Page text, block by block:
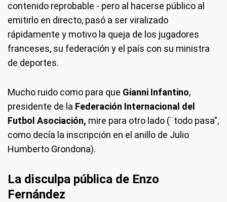
contenido reprobable - pero al hacerse público al
emitirlo en directo, pasó a ser viralizado
rápidamente y motivo la queja de los jugadores
franceses, su federación y el país con su ministra
de deportes.
Mucho ruido como para que Gianni Infantino,
presidente de la Federación Internacional del
Futbol Asociación, mire para otro lado (¨todo pasa",
como decía la inscripción en el anillo de Julio
Humberto Grondona).
La disculpa pública de Enzo
Fernández